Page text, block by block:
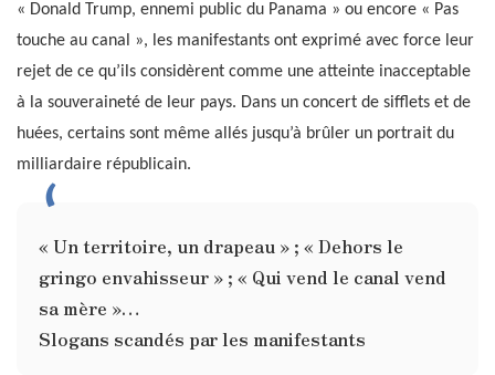
« Donald Trump, ennemi public du Panama » ou encore « Pas
touche au canal », les manifestants ont exprimé avec force leur
rejet de ce qu’ils considèrent comme une atteinte inacceptable
à la souveraineté de leur pays. Dans un concert de sifflets et de
huées, certains sont même allés jusqu’à brûler un portrait du
milliardaire républicain.
« Un territoire, un drapeau » ; « Dehors le
gringo envahisseur » ; « Qui vend le canal vend
sa mère »…
Slogans scandés par les manifestants